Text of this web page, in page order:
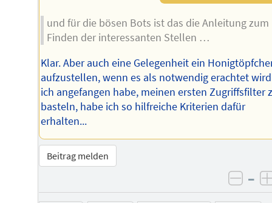
und für die bösen Bots ist das die Anleitung zum
Finden der interessanten Stellen …
Klar. Aber auch eine Gelegenheit ein
aufzustellen, wenn es als notwendig erachtet
ich angefangen habe, meinen ersten Zugriffsfilter
basteln, habe ich so hilfreiche Kriterien dafür
erhalten...
Beitrag melden
–